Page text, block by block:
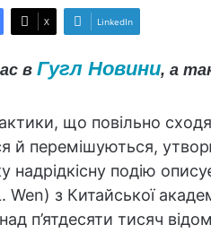
X LinkedIn
в Гугл Новини, а
що повільно
й перемішуються,
надрідкісну подію
з Китайської
п’ятдесяти тисяч